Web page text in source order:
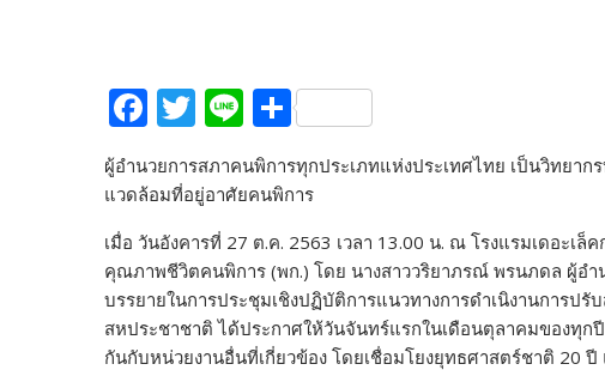
F
e
b
o
o
k
T
itt
er
Li
n
e
S
ar
ผู้อำนวยการสภาคนพิการทุกประเภทแห่งประเทศไทย เป็นวิทยา
แวดล้อมที่อยู่อาศัยคนพิการ
เมื่อ วันอังคารที่ 27 ต.ค. 2563 เวลา 13.00 น. ณ โรงแรมเดอะเ
คุณภาพชีวิตคนพิการ (พก.) โดย นางสาววริยาภรณ์ พรนภดล ผู้อำ
บรรยายในการประชุมเชิงปฏิบัติการแนวทางการดำเนิงานการ
สหประชาชาติ ได้ประกาศให้วันจันทร์แรกในเดือนตุลาคมของทุก
กันกับหน่วยงานอื่นที่เกี่ยวข้อง โดยเชื่อมโยงยุทธศาสตร์ชาติ 20